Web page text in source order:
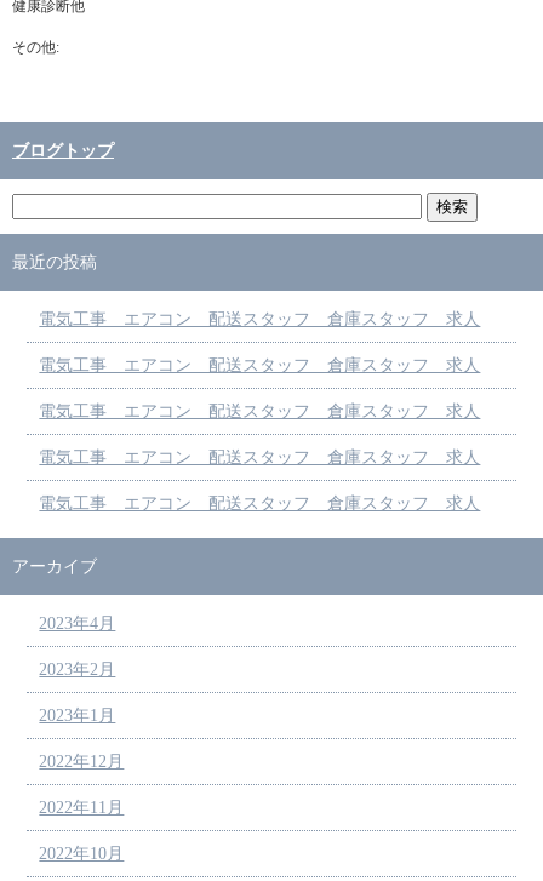
健康診断他
その他:
ブログトップ
最近の投稿
電気工事 エアコン 配送スタッフ 倉庫スタッフ 求人
電気工事 エアコン 配送スタッフ 倉庫スタッフ 求人
電気工事 エアコン 配送スタッフ 倉庫スタッフ 求人
電気工事 エアコン 配送スタッフ 倉庫スタッフ 求人
電気工事 エアコン 配送スタッフ 倉庫スタッフ 求人
アーカイブ
2023年4月
2023年2月
2023年1月
2022年12月
2022年11月
2022年10月